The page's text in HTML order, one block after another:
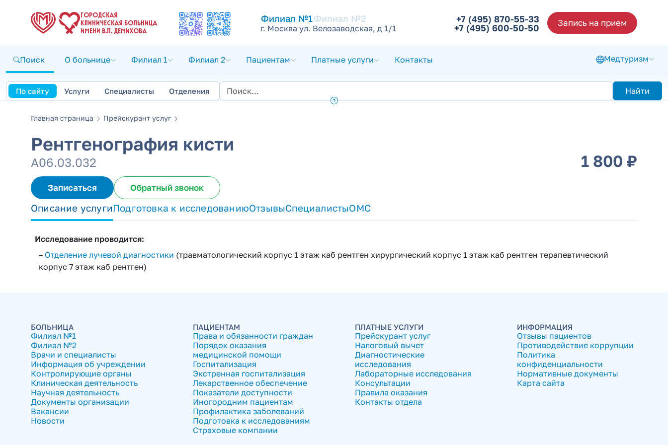
ГОРОДСКАЯ
КЛИНИЧЕСКАЯ БОЛЬНИЦА
ИМЕНИ В.П. ДЕМИХОВА
Филиал №1Филиал №2
г. Москва ул. Велозаводская, д 1/1
+7 (495) 870-55-33
+7 (495) 600-50-50
Запись на прием
Поиск О больнице Филиал 1 Филиал 2 Пациентам Платные услуги Контакты Медтуризм
По сайту Услуги Специалисты Отделения Найти
Главная страница Прейскурант услуг
Рентгенография кисти
А06.03.032 1 800 ₽
Записаться Обратный звонок
Описание услугиПодготовка к исследованиюОтзывыСпециалистыОМС
Исследование проводится:
– Отделение лучевой диагностики (травматологический корпус 1 этаж каб рентген хирургический корпус 1 этаж каб рентген терапевтический
корпус 7 этаж каб рентген)
БОЛЬНИЦА
Филиал №1
Филиал №2
Врачи и специалисты
Информация об учреждении
Контролирующие органы
Клиническая деятельность
Научная деятельность
Документы организации
Вакансии
Новости
ПАЦИЕНТАМ
Права и обязанности граждан
Порядок оказания
медицинской помощи
Госпитализация
Экстренная госпитализация
Лекарственное обеспечение
Показатели доступности
Иногородним пациентам
Профилактика заболеваний
Подготовка к исследованиям
Страховые компании
ПЛАТНЫЕ УСЛУГИ
Прейскурант услуг
Налоговый вычет
Диагностические
исследования
Лабораторные исследования
Консультации
Правила оказания
Контакты отдела
ИНФОРМАЦИЯ
Отзывы пациентов
Противодействие коррупции
Политика
конфиденциальности
Нормативные документы
Карта сайта